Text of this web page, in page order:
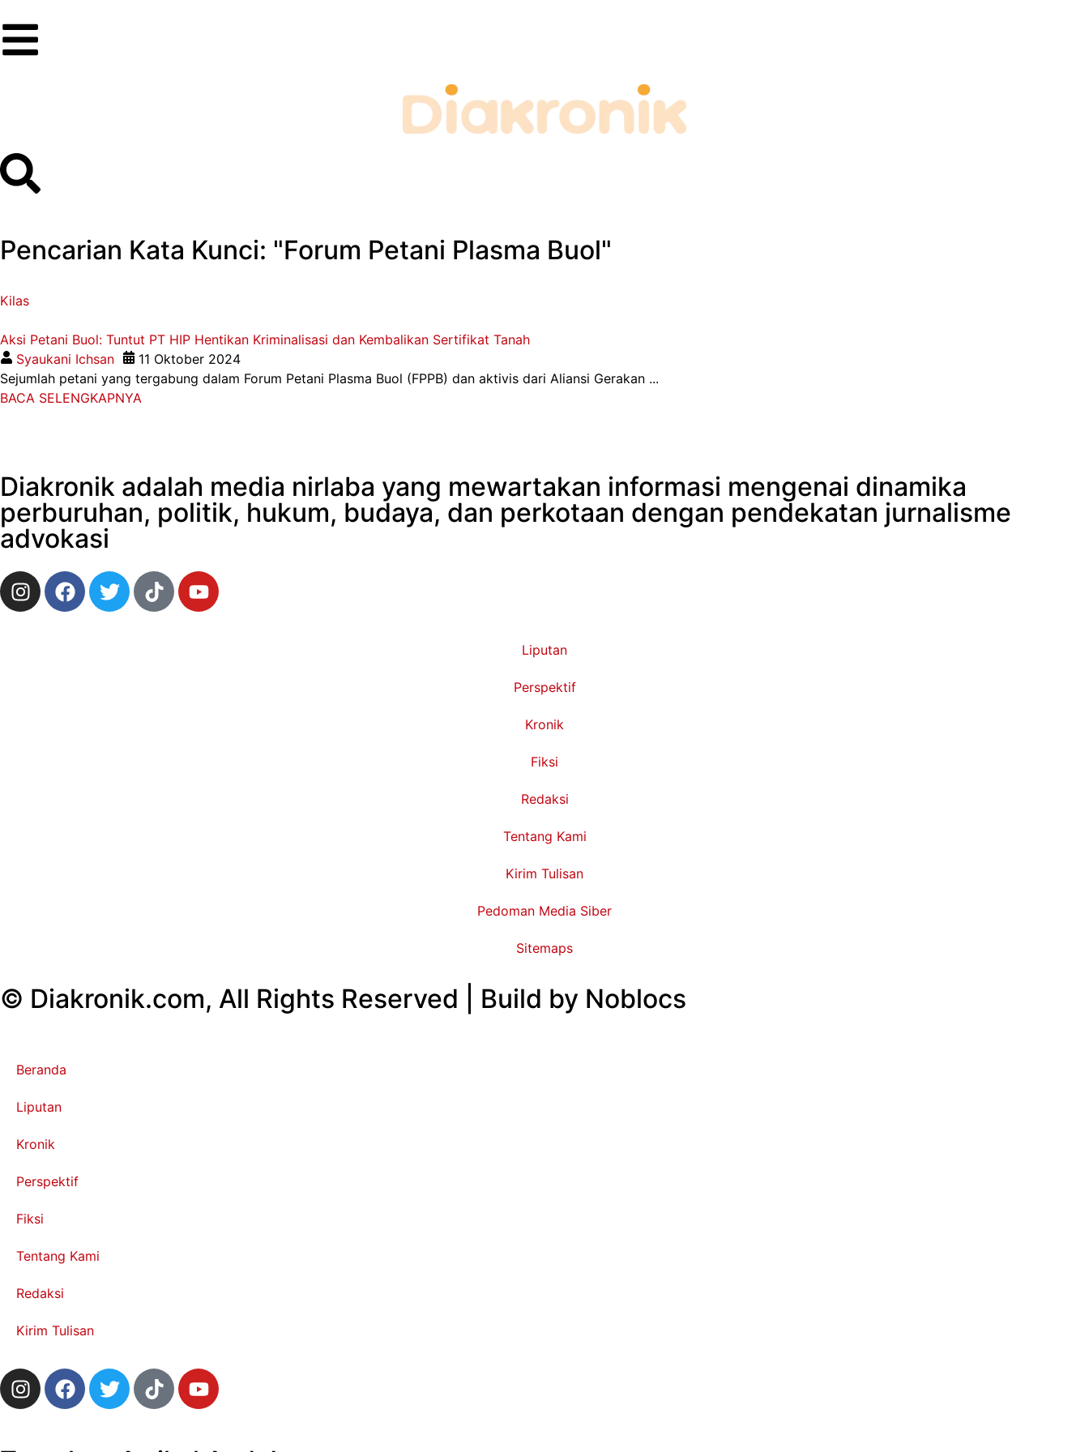
Pencarian Kata Kunci: "Forum Petani Plasma Buol"
Kilas
Aksi Petani Buol: Tuntut PT HIP Hentikan Kriminalisasi dan Kembalikan Sertifikat Tanah
Syaukani Ichsan
11 Oktober 2024
Sejumlah petani yang tergabung dalam Forum Petani Plasma Buol (FPPB) dan aktivis dari Aliansi Gerakan ...
BACA SELENGKAPNYA
Diakronik adalah media nirlaba yang mewartakan informasi mengenai dinamika
perburuhan, politik, hukum, budaya, dan perkotaan dengan pendekatan jurnalisme
advokasi
Liputan
Perspektif
Kronik
Fiksi
Redaksi
Tentang Kami
Kirim Tulisan
Pedoman Media Siber
Sitemaps
© Diakronik.com, All Rights Reserved | Build by Noblocs
Beranda
Liputan
Kronik
Perspektif
Fiksi
Tentang Kami
Redaksi
Kirim Tulisan